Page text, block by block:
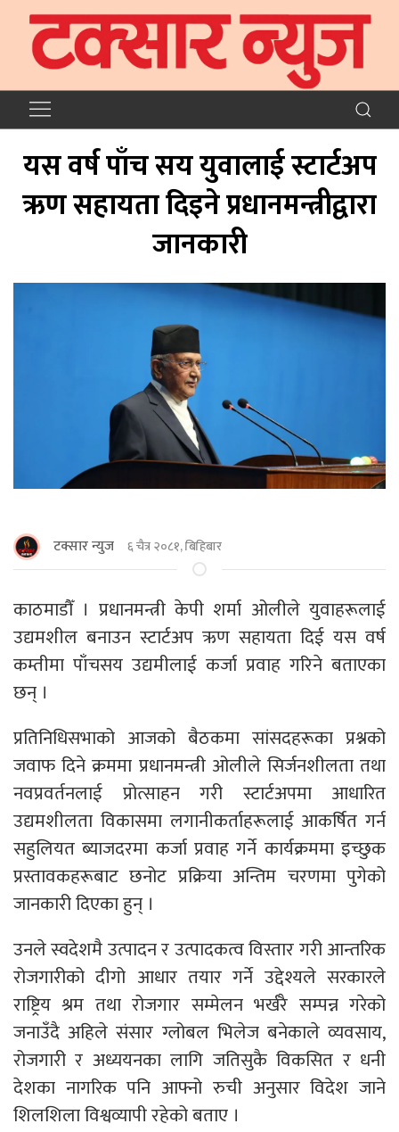
यस वर्ष पाँच सय युवालाई स्टार्टअप
ऋण सहायता दिइने प्रधानमन्त्रीद्वारा
जानकारी
टक्सार न्युज ६ चैत्र २०८१, बिहिबार
काठमाडौँ । प्रधानमन्त्री केपी शर्मा ओलीले युवाहरूलाई
उद्यमशील बनाउन स्टार्टअप ऋण सहायता दिई यस वर्ष
कम्तीमा पाँचसय उद्यमीलाई कर्जा प्रवाह गरिने बताएका
छन् ।
प्रतिनिधिसभाको आजको बैठकमा सांसदहरूका प्रश्नको
जवाफ दिने क्रममा प्रधानमन्त्री ओलीले सिर्जनशीलता तथा
नवप्रवर्तनलाई प्रोत्साहन गरी स्टार्टअपमा आधारित
उद्यमशीलता विकासमा लगानीकर्ताहरूलाई आकर्षित गर्न
सहुलियत ब्याजदरमा कर्जा प्रवाह गर्ने कार्यक्रममा इच्छुक
प्रस्तावकहरूबाट छनोट प्रक्रिया अन्तिम चरणमा पुगेको
जानकारी दिएका हुन् ।
उनले स्वदेशमै उत्पादन र उत्पादकत्व विस्तार गरी आन्तरिक
रोजगारीको दीगो आधार तयार गर्ने उद्देश्यले सरकारले
राष्ट्रिय श्रम तथा रोजगार सम्मेलन भर्खरै सम्पन्न गरेको
जनाउँदै अहिले संसार ग्लोबल भिलेज बनेकाले व्यवसाय,
रोजगारी र अध्ययनका लागि जतिसुकै विकसित र धनी
देशका नागरिक पनि आफ्नो रुची अनुसार विदेश जाने
शिलशिला विश्वव्यापी रहेको बताए ।